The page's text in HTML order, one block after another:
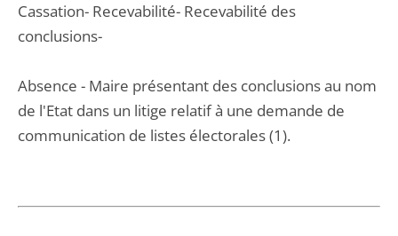
Cassation- Recevabilité- Recevabilité des
conclusions-
Absence - Maire présentant des conclusions au nom
de l'Etat dans un litige relatif à une demande de
communication de listes électorales (1).